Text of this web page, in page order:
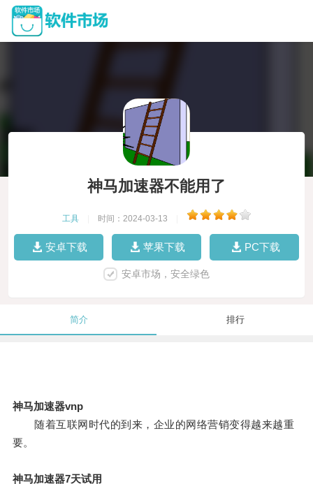
神马加速器不能用了
工具 时间：2024-03-13
安卓下载 苹果下载 PC下载
安卓市场，安全绿色
简介 排行
神马加速器vnp
随着互联网时代的到来，企业的网络营销变得越来越重
要。
神马加速器7天试用